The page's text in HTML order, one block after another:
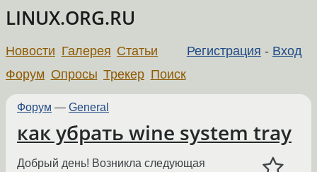
LINUX.ORG.RU
Регистрация - Вход
Новости Галерея Статьи
Форум Опросы Трекер Поиск
Форум — General
как убрать wine system tray
Добрый день! Возникла следующая